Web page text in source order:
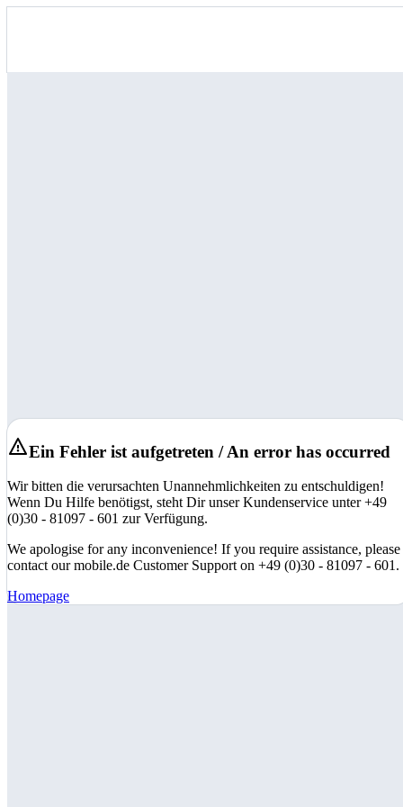
Ein Fehler ist aufgetreten / An error has occurred
Wir bitten die verursachten Unannehmlichkeiten zu entschuldigen!
Wenn Du Hilfe benötigst, steht Dir unser Kundenservice unter +49
(0)30 - 81097 - 601 zur Verfügung.
We apologise for any inconvenience! If you require assistance, please
contact our mobile.de Customer Support on +49 (0)30 - 81097 - 601.
Homepage